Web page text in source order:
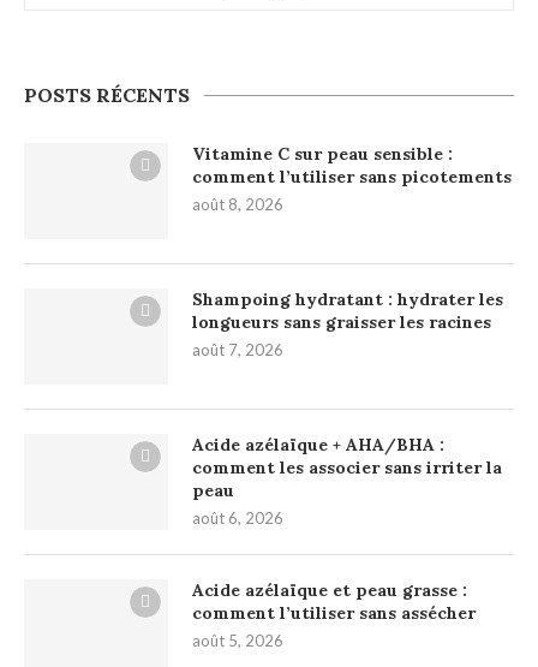
POSTS RÉCENTS
Vitamine C sur peau sensible :
comment l’utiliser sans picotements
août 8, 2026
Shampoing hydratant : hydrater les
longueurs sans graisser les racines
août 7, 2026
Acide azélaïque + AHA/BHA :
comment les associer sans irriter la
peau
août 6, 2026
Acide azélaïque et peau grasse :
comment l’utiliser sans assécher
août 5, 2026